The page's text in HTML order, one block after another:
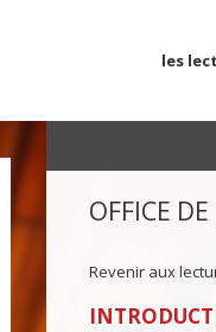
les
OFFICE DE
Revenir aux